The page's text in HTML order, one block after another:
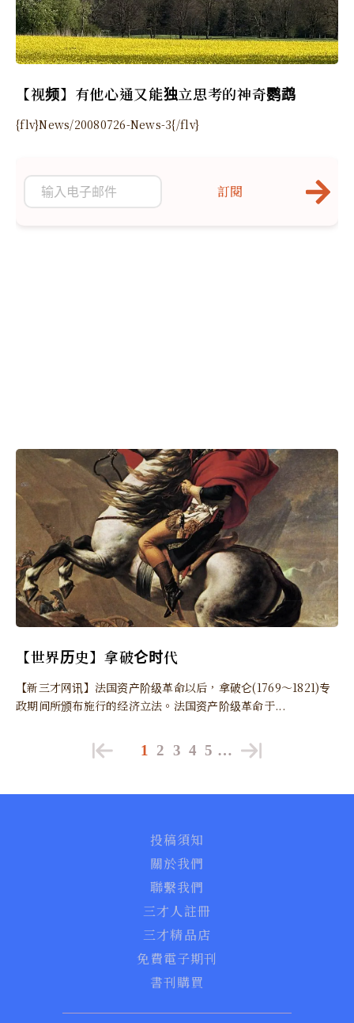
【视频】有他心通又能独立思考的神奇鹦鹉
{flv}News/20080726-News-3{/flv}
【世界历史】拿破仑时代
【新三才网讯】法国资产阶级革命以后，拿破仑(1769～1821)专
政期间所颁布施行的经济立法。法国资产阶级革命于...
訂閱
1 2 3 4 5 …
投稿須知
關於我們
聯繫我們
三才人註冊
三才精品店
免費電子期刊
書刊購買